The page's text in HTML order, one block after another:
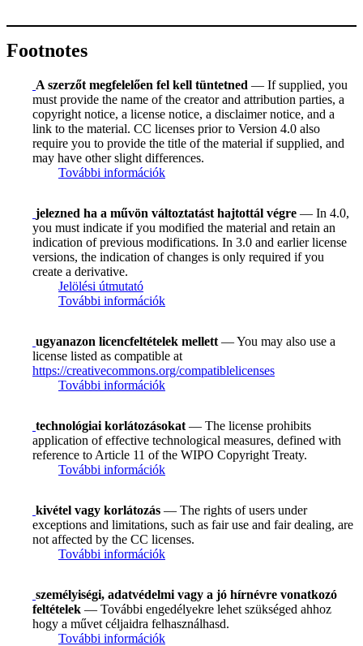
Footnotes
A szerzőt megfelelően fel kell tüntetned — If supplied, you
must provide the name of the creator and attribution parties, a
copyright notice, a license notice, a disclaimer notice, and a
link to the material. CC licenses prior to Version 4.0 also
require you to provide the title of the material if supplied, and
may have other slight differences.
További információk
jelezned ha a művön változtatást hajtottál végre — In 4.0,
you must indicate if you modified the material and retain an
indication of previous modifications. In 3.0 and earlier license
versions, the indication of changes is only required if you
create a derivative.
Jelölési útmutató
További információk
ugyanazon licencfeltételek mellett — You may also use a
license listed as compatible at
https://creativecommons.org/compatiblelicenses
További információk
technológiai korlátozásokat — The license prohibits
application of effective technological measures, defined with
reference to Article 11 of the WIPO Copyright Treaty.
További információk
kivétel vagy korlátozás — The rights of users under
exceptions and limitations, such as fair use and fair dealing, are
not affected by the CC licenses.
További információk
személyiségi, adatvédelmi vagy a jó hírnévre vonatkozó
feltételek — További engedélyekre lehet szükséged ahhoz
hogy a művet céljaidra felhasználhasd.
További információk